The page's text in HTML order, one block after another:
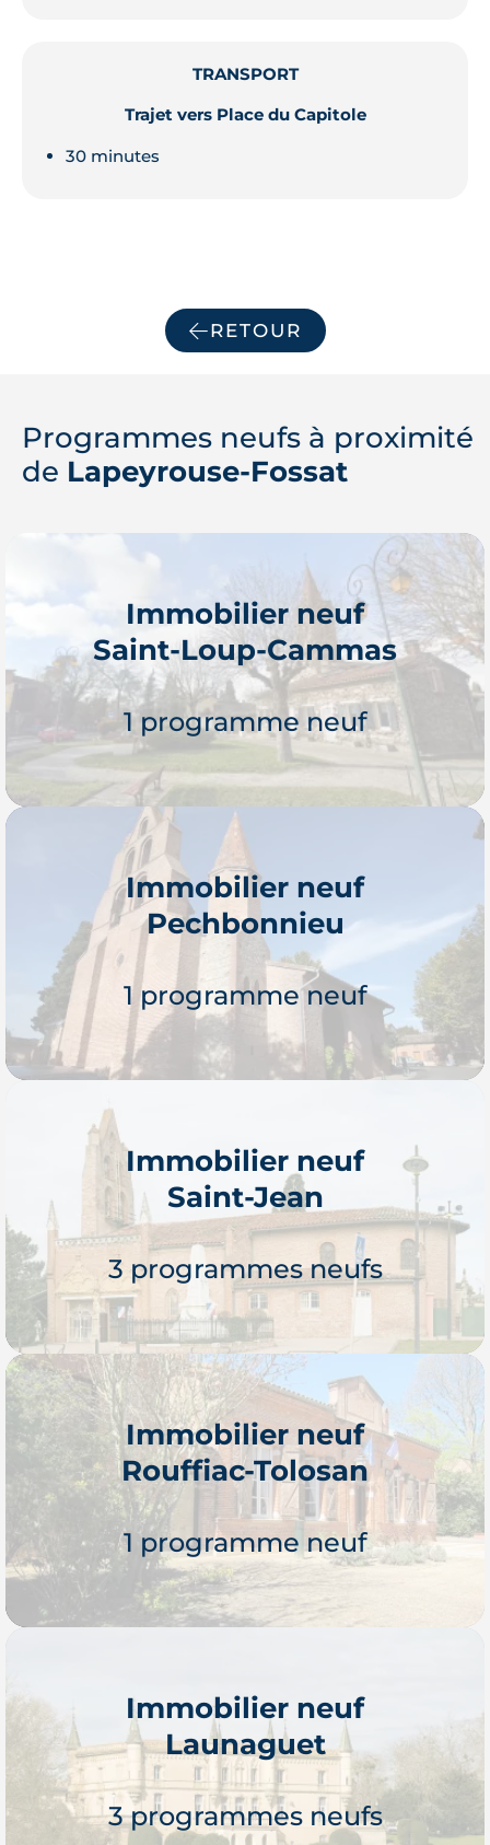
TRANSPORT
Trajet vers Place du Capitole
30 minutes
RETOUR
Programmes neufs à proximité
de Lapeyrouse-Fossat
Immobilier neuf
Saint-Loup-Cammas
1 programme neuf
Je découvre
Immobilier neuf
Pechbonnieu
1 programme neuf
Je découvre
Immobilier neuf
Saint-Jean
3 programmes neufs
Je découvre
Immobilier neuf
Rouffiac-Tolosan
1 programme neuf
Je découvre
Immobilier neuf
Launaguet
3 programmes neufs